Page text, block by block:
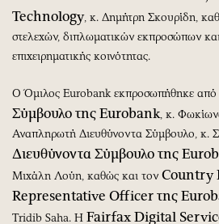
Technology, κ. Δημήτρη Σκουρίδη,
στελεχών, διπλωματικών εκπροσώπων
επιχειρηματικής κοινότητας.
Ο Όμιλος Eurobank εκπροσωπήθηκε από
Σύμβουλο της Eurobank, κ.
Αναπληρωτή Διευθύνοντα Σύμβουλο, κ.
Διευθύνοντα Σύμβουλο της
Μιχάλη Λούη, καθώς και τον Country
Representative Officer της
Tridib Saha. Η Fairfax Digital